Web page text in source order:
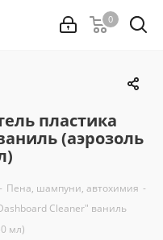
0
пластика
(аэрозоль
- Пена, шампуни, автохимия -
Cleaner" ваниль
мл)